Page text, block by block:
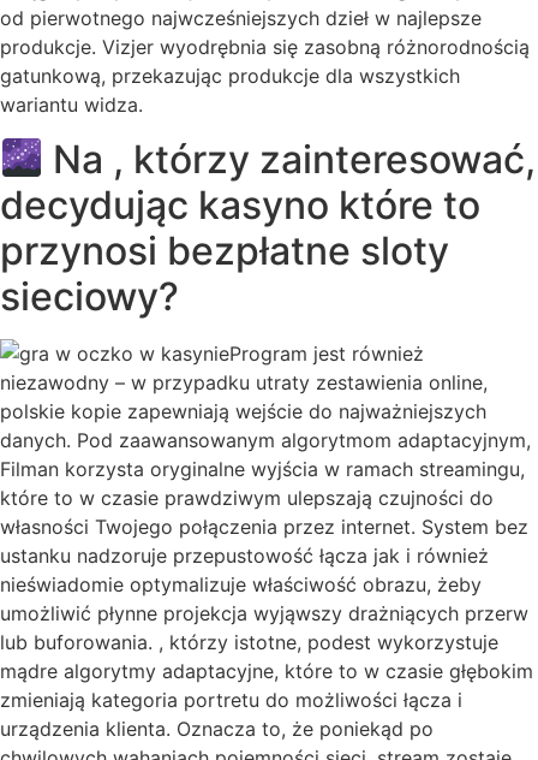
od pierwotnego najwcześniejszych dzieł w najlepsze
produkcje. Vizjer wyodrębnia się zasobną różnorodnością
gatunkową, przekazując produkcje dla wszystkich
wariantu widza.
Na , którzy zainteresować,
decydując kasyno które to
przynosi bezpłatne sloty
sieciowy?
Program jest również
niezawodny – w przypadku utraty zestawienia online,
polskie kopie zapewniają wejście do najważniejszych
danych. Pod zaawansowanym algorytmom adaptacyjnym,
Filman korzysta oryginalne wyjścia w ramach streamingu,
które to w czasie prawdziwym ulepszają czujności do
własności Twojego połączenia przez internet. System bez
ustanku nadzoruje przepustowość łącza jak i również
nieświadomie optymalizuje właściwość obrazu, żeby
umożliwić płynne projekcja wyjąwszy drażniących przerw
lub buforowania. , którzy istotne, podest wykorzystuje
mądre algorytmy adaptacyjne, które to w czasie głębokim
zmieniają kategoria portretu do możliwości łącza i
urządzenia klienta. Oznacza to, że poniekąd po